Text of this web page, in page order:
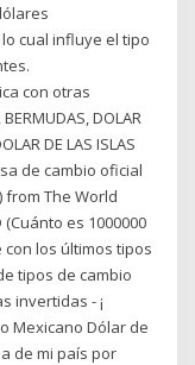
cual influye el tipo
con otras
DOLAR
DE LAS ISLAS
de cambio oficial
from The World
(Cuánto es 1000000
con los últimos tipos
tipos de cambio
invertidas - ¡
Mexicano Dólar de
de mi país por